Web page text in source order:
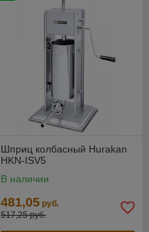
Шприц колбасный Hurakan
HKN-ISV5
В наличии
481,05 руб.
517,25 руб.